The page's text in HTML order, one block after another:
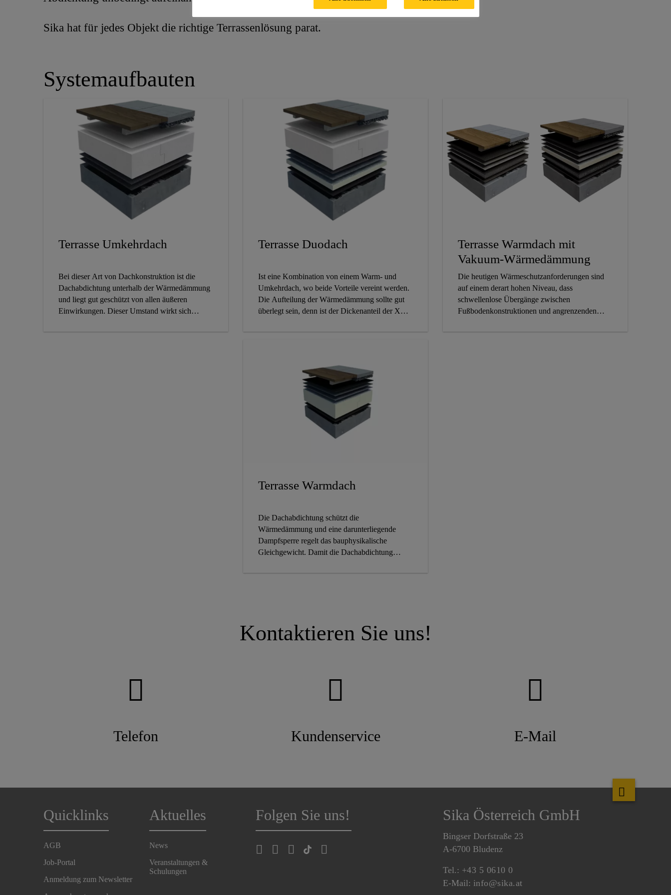
Sika hat für jedes Objekt die richtige Terrassenlösung parat.
Systemaufbauten
Terrasse Umkehrdach
Bei dieser Art von Dachkonstruktion ist die
Dachabdichtung unterhalb der Wärmedämmung
und liegt gut geschützt von allen äußeren
Einwirkungen. Dieser Umstand wirkt sich
die Lebenserwartung der Abdichtung aus. Die
Terrasse Duodach
Ist eine Kombination von einem Warm- und
Umkehrdach, wo beide Vorteile vereint werden.
Die Aufteilung der Wärmedämmung sollte gut
überlegt sein, denn ist der Dickenanteil der XPS
deutlich stärker, ist die Dachabdichtung in Bezug
Warmdach-Ebene erfolgen und das darüber
liegende Umkehrdach bietet für die Abdichtung
den Schutz vor thermischen und mechanischen
Einwirkungen.
Terrasse Warmdach
Die Dachabdichtung schützt die
Wärmedämmung und eine darunterliegende
Dampfsperre regelt das bauphysikalische
Gleichgewicht. Damit die Dachabdichtung
so eine überdurchschnittlich lange
Dämmwert und dabei reichen dünnere
das Herstellen der Gefälleschicht in der
Das spart wertvollen Platz und Zeit.
Terrasse Warmdach mit
Vakuum-Wärmedämmung
Die heutigen Wärmeschutzanforderungen sind
auf einem derart hohen Niveau, dass
schwellenlose Übergänge zwischen
Fußbodenkonstruktionen und angrenzenden
herkömmlichen Dämmstoffen nicht durchführbar
Kontaktieren Sie uns!
Telefon Kundenservice E-Mail
Quicklinks
AGB
Job-Portal
Anmeldung zum Newsletter
Aktuelles
News
Veranstaltungen &
Schulungen
Folgen Sie uns! Sika Österreich GmbH
Bingser Dorfstraße 23
A-6700 Bludenz
Tel.: +43 5 0610 0
E-Mail: info@sika.at